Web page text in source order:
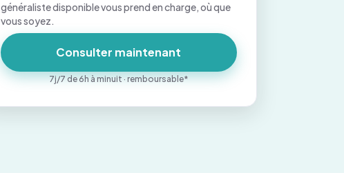
généraliste disponible vous prend en charge, où que
vous soyez.
Consulter maintenant
7j/7 de 6h à minuit · remboursable*